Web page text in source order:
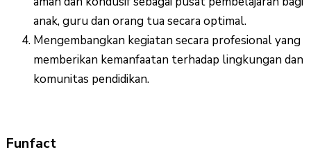
anak, guru dan orang tua secara optimal.
Mengembangkan kegiatan secara profesional yang
memberikan kemanfaatan terhadap lingkungan dan
komunitas pendidikan.
Funfact